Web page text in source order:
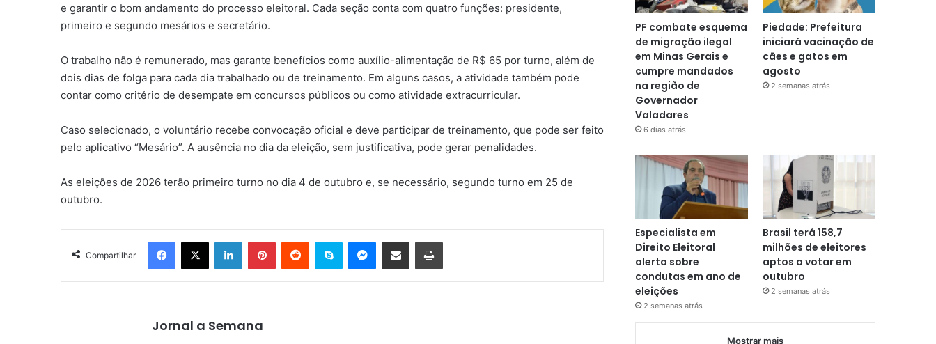
e garantir o bom andamento do processo eleitoral. Cada seção conta com quatro funções: presidente,
primeiro e segundo mesários e secretário.
O trabalho não é remunerado, mas garante benefícios como auxílio-alimentação de R$ 65 por turno, além de
dois dias de folga para cada dia trabalhado ou de treinamento. Em alguns casos, a atividade também pode
contar como critério de desempate em concursos públicos ou como atividade extracurricular.
Caso selecionado, o voluntário recebe convocação oficial e deve participar de treinamento, que pode ser feito
pelo aplicativo “Mesário”. A ausência no dia da eleição, sem justificativa, pode gerar penalidades.
As eleições de 2026 terão primeiro turno no dia 4 de outubro e, se necessário, segundo turno em 25 de
outubro.
Compartilhar
Facebook
X LinkedinPinterestReddit Skype Messenger
Compartilhar via e-mail Imprimir
Jornal a Semana
PF combate esquema
de migração ilegal
em Minas Gerais e
cumpre mandados
na região de
Governador
Valadares
6 dias atrás
Piedade: Prefeitura
iniciará vacinação de
cães e gatos em
agosto
2 semanas atrás
Especialista em
Direito Eleitoral
alerta sobre
condutas em ano de
eleições
2 semanas atrás
Brasil terá 158,7
milhões de eleitores
aptos a votar em
outubro
2 semanas atrás
Mostrar mais